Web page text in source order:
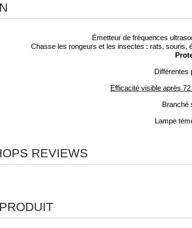
Émetteur de fréquences
Chasse les rongeurs et les insectes : rats, souris,
Différentes
Efficacité visible après
Branché
Lampe
REVIEWS